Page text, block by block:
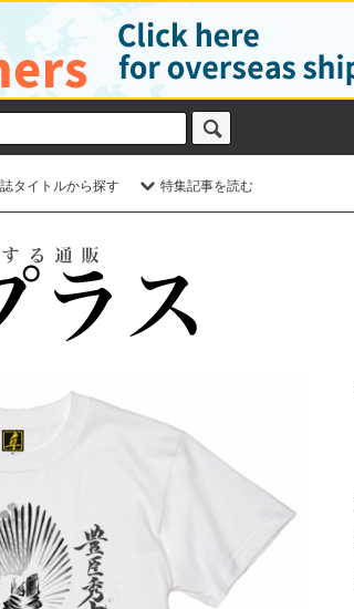
タイトルから探す 特集記事を読む